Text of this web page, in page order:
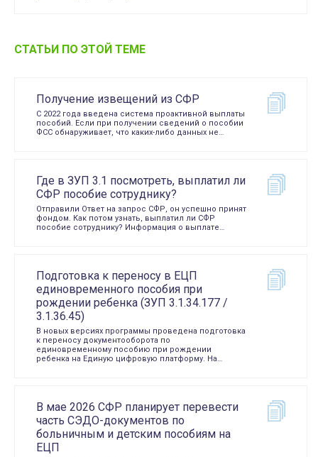
СТАТЬИ ПО ЭТОЙ ТЕМЕ
Получение извещений из СФР
С 2022 года введена система проактивной выплаты
пособий. Если при получении сведений о пособии
ФСС обнаруживает, что каких-либо данных не…
Где в ЗУП 3.1 посмотреть, выплатил ли
СФР пособие сотруднику?
Отправили Ответ на запрос СФР, он успешно принят
фондом. Как потом узнать, выплатил ли СФР
пособие сотруднику? Информация о выплате…
Подготовка к переносу в ЕЦП
единовременного пособия при
рождении ребенка (ЗУП 3.1.34.177 /
3.1.36.45)
В новых версиях программы проведена подготовка
к переносу документооборота по
единовременному пособию при рождении
ребенка на Единую цифровую платформу. На…
В мае 2026 СФР планирует перевести
часть СЭДО-документов по
больничным и детским пособиям на
ЕЦП